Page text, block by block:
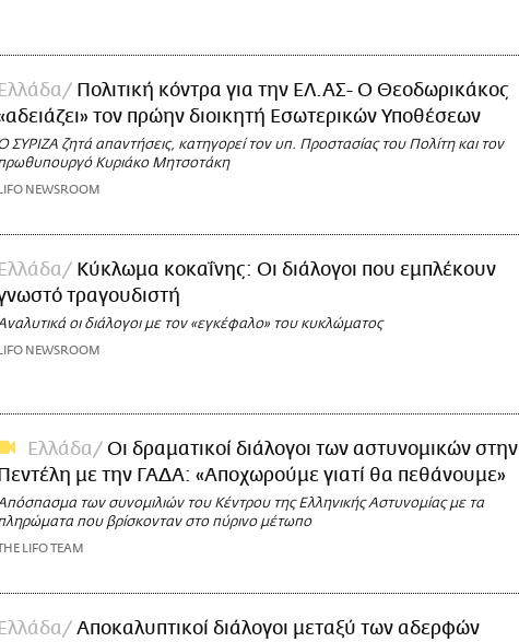
Ελλάδα
Πολιτική κόντρα για την ΕΛ.ΑΣ- Ο Θεοδωρικάκος
τον πρώην διοικητή Εσωτερικών Υποθέσεων
ΣΥΡΙΖΑ ζητά απαντήσεις, κατηγορεί τον υπ. Προστασίας του Πολίτη και τον
Κυριάκο Μητσοτάκη
NEWSROOM
Ελλάδα
Κύκλωμα κοκαΐνης: Οι διάλογοι που εμπλέκουν
τραγουδιστή
οι διάλογοι με τον «εγκέφαλο» του κυκλώματος
NEWSROOM
Ελλάδα
Οι δραματικοί διάλογοι των αστυνομικών στην
με την ΓΑΔΑ: «Αποχωρούμε γιατί θα πεθάνουμε»
των συνομιλιών του Κέντρου της Ελληνικής Αστυνομίας με τα
που βρίσκονταν στο πύρινο μέτωπο
LIFO TEAM
Ελλάδα
Αποκαλυπτικοί διάλογοι μεταξύ των αδερφών